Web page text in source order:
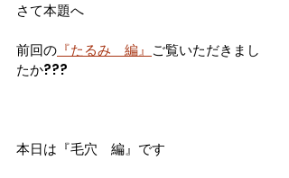
さて本題へ
前回の 『たるみ　編』 ご覧いただきまし
たか???
本日は『毛穴　編』です